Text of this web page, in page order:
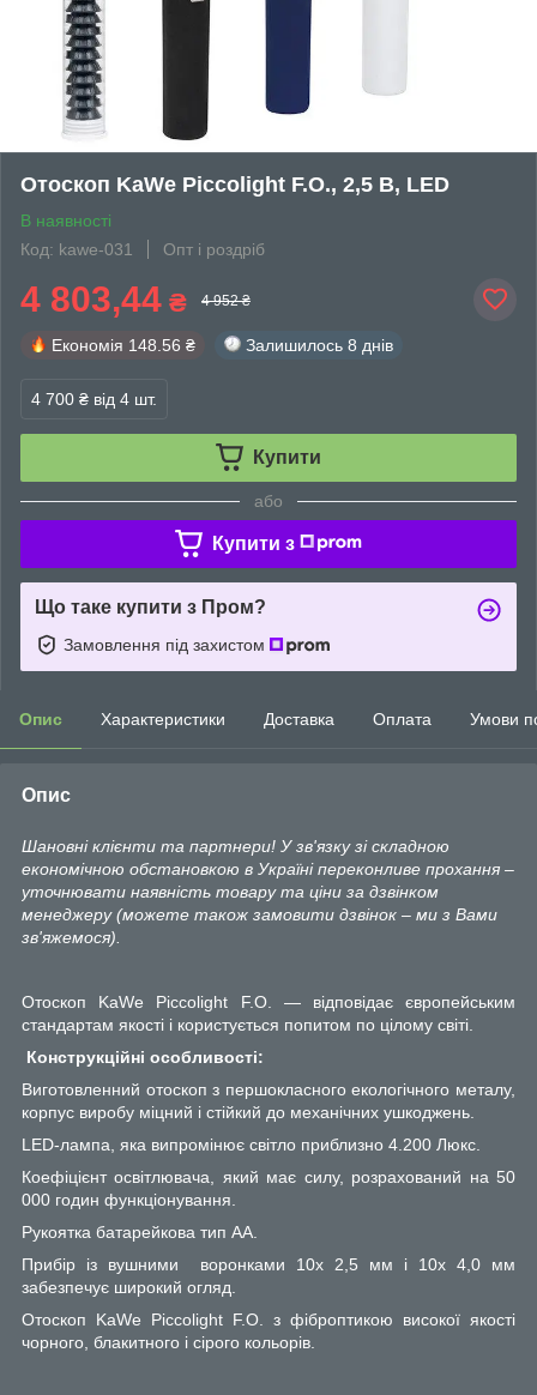
Отоскоп KaWe Piccolight F.O., 2,5 В, LED
В наявності
Код: kawe-031
Опт і роздріб
4 803,44 ₴ 4 952 ₴
Економія 148.56 ₴ Залишилось 8 днів
4 700 ₴ від 4 шт.
Купити
або
Купити з
Що таке купити з Пром?
Замовлення під захистом
Опис Характеристики Доставка Оплата Умови
Опис
Шановні клієнти та партнери! У зв'язку зі складною
економічною обстановкою в Україні переконливе прохання –
уточнювати наявність товару та ціни за дзвінком
менеджеру (можете також замовити дзвінок – ми з Вами
зв'яжемося).
Отоскоп KaWe Piccolight F.O.
— відповідає європейським
стандартам якості і користується попитом по цілому світі.
Конструкційні особливості:
Виготовленний отоскоп з першокласного екологічного металу,
корпус виробу міцний і стійкий до механічних ушкоджень.
LED-лампа, яка випромінює світло приблизно 4.200 Люкс.
Коефіцієнт освітлювача, який має силу, розрахований на 50
000 годин функціонування.
Рукоятка батарейкова тип АА.
Прибір із вушними воронками 10x 2,5 мм і 10x 4,0 мм
забезпечує широкий огляд.
Отоскоп KaWe Piccolight F.O.
з фіброптикою високої якості
чорного, блакитного і сірого кольорів.